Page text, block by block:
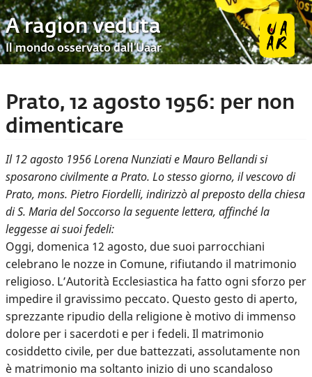
A ragion veduta
Il mondo osservato dall’Uaar
Prato, 12 agosto 1956: per non
dimenticare
Il 12 agosto 1956 Lorena Nunziati e Mauro Bellandi si
sposarono civilmente a Prato. Lo stesso giorno, il vescovo di
Prato, mons. Pietro Fiordelli, indirizzò al preposto della chiesa
di S. Maria del Soccorso la seguente lettera, affinché la
leggesse ai suoi fedeli:
Oggi, domenica 12 agosto, due suoi parrocchiani
celebrano le nozze in Comune, rifiutando il matrimonio
religioso. L’Autorità Ecclesiastica ha fatto ogni sforzo per
impedire il gravissimo peccato. Questo gesto di aperto,
sprezzante ripudio della religione è motivo di immenso
dolore per i sacerdoti e per i fedeli. Il matrimonio
cosiddetto civile, per due battezzati, assolutamente non
è matrimonio ma soltanto inizio di uno scandaloso